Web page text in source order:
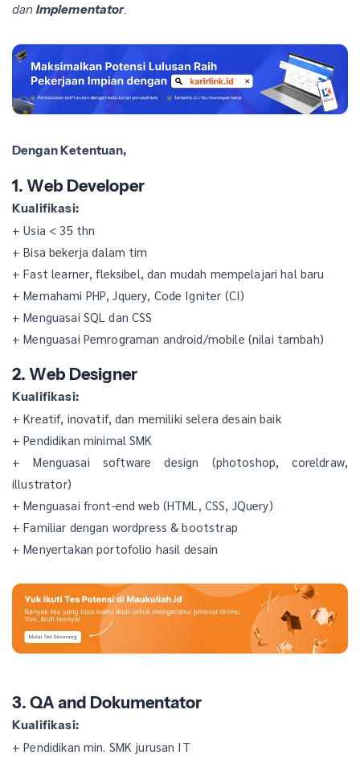
dan Implementator.
Dengan Ketentuan,
1. Web Developer
Kualifikasi:
+ Usia < 35 thn
+ Bisa bekerja dalam tim
+ Fast learner, fleksibel, dan mudah mempelajari hal baru
+ Memahami PHP, Jquery, Code Igniter (CI)
+ Menguasai SQL dan CSS
+ Menguasai Pemrograman android/mobile (nilai tambah)
2. Web Designer
Kualifikasi:
+ Kreatif, inovatif, dan memiliki selera desain baik
+ Pendidikan minimal SMK
+ Menguasai software design (photoshop, coreldraw,
illustrator)
+ Menguasai front-end web (HTML, CSS, JQuery)
+ Familiar dengan wordpress & bootstrap
+ Menyertakan portofolio hasil desain
3. QA and Dokumentator
Kualifikasi:
+ Pendidikan min. SMK jurusan IT